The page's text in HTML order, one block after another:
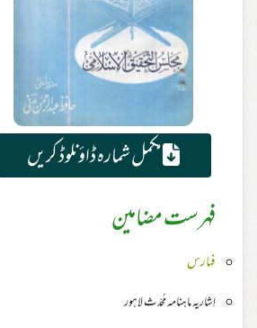
مکمل شمارہ ڈاؤنلوڈ کریں
فہرست مضامین
فہارس
اِشاریہ ماہنامہ مُحدّث لاہور